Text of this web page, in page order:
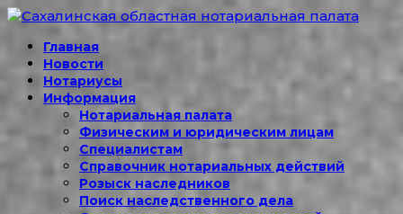
Главная
Новости
Нотариусы
Информация
Нотариальная палата
Физическим и юридическим лицам
Специалистам
Справочник нотариальных действий
Розыск наследников
Поиск наследственного дела